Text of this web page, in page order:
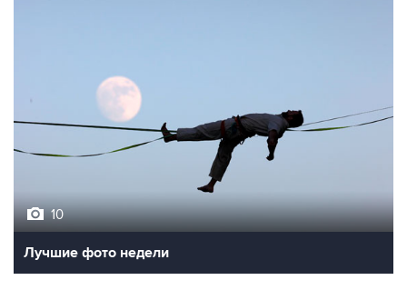
10
Лучшие фото недели